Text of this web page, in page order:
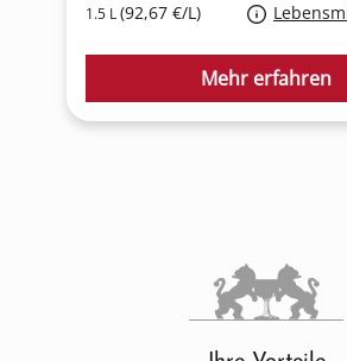
1.5 L(92,67 €/L)
Mehr erfahren